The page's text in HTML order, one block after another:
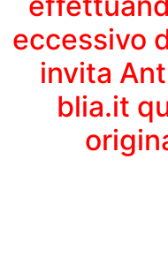
eccessivo
invita
blia.it